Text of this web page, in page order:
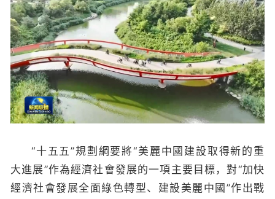
“十五五”規劃綱要將“美麗中國建設取得新的重
大進展”作為經濟社會發展的一項主要目標，對“加快
經濟社會發展全面綠色轉型、建設美麗中國”作出戰